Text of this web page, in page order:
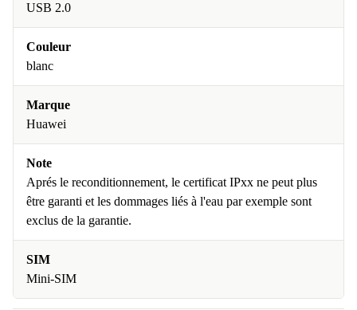
USB 2.0
Couleur
blanc
Marque
Huawei
Note
Aprés le reconditionnement, le certificat IPxx ne peut plus
être garanti et les dommages liés à l'eau par exemple sont
exclus de la garantie.
SIM
Mini-SIM